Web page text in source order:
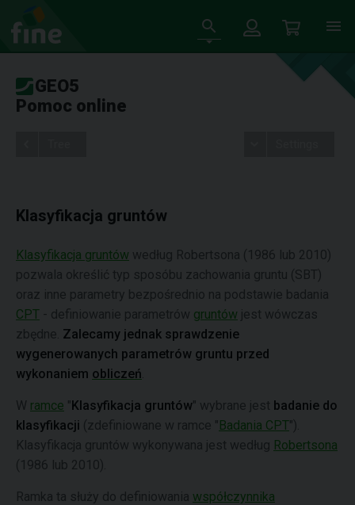
GEO5
Pomoc online
Klasyfikacja gruntów
Klasyfikacja gruntów według Robertsona (1986 lub 2010)
pozwala określić typ sposóbu zachowania gruntu (SBT)
oraz inne parametry bezpośrednio na podstawie badania
CPT - definiowanie parametrów gruntów jest wówczas
zbędne. Zalecamy jednak sprawdzenie
wygenerowanych parametrów gruntu przed
wykonaniem obliczeń
W ramce "Klasyfikacja gruntów" wybrane jest badanie do
klasyfikacji (zdefiniowane w ramce "Badania CPT").
Klasyfikacja gruntów wykonywana jest według Robertsona
(1986 lub 2010).
Ramka ta służy do definiowania współczynnika